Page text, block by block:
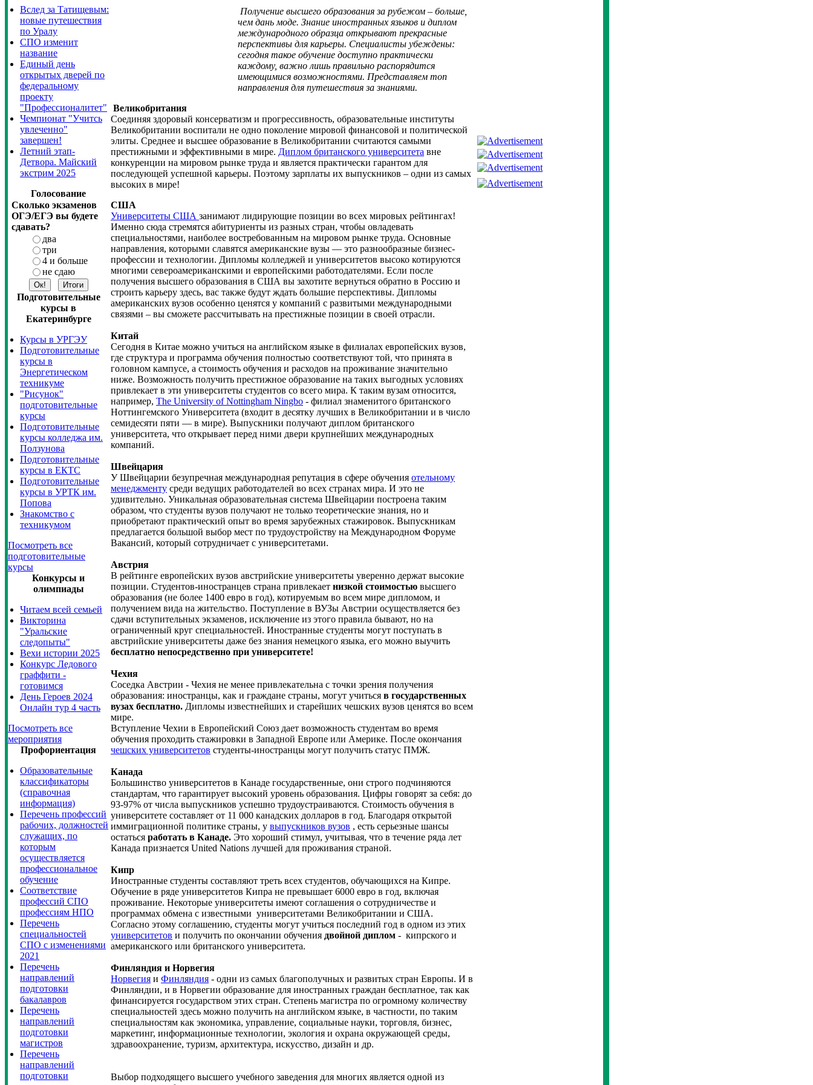
Вслед за Татищевым:
новые путешествия
по Уралу
СПО изменит
название
Единый день
открытых дверей по
федеральному
проекту
"Профессионалитет"
Чемпионат "Учитсь
увлеченно"
завершен!
Летний этап-
Детвора. Майский
экстрим 2025
Голосование
Сколько экзаменов
ОГЭ/ЕГЭ вы будете
сдавать?
два
три
4 и больше
не сдаю
Подготовительные
курсы в
Екатеринбурге
Курсы в УРГЭУ
Подготовительные
курсы в
Энергетическом
техникуме
"Рисунок"
подготовительные
курсы
Подготовительные
курсы колледжа им.
Ползунова
Подготовительные
курсы в ЕКТС
Подготовительные
курсы в УРТК им.
Попова
Знакомство с
техникумом
Посмотреть все
подготовительные
курсы
Конкурсы и
олимпиады
Читаем всей семьей
Викторина
"Уральские
следопыты"
Вехи истории 2025
Конкурс Ледового
граффити -
готовимся
День Героев 2024
Онлайн тур 4 часть
Посмотреть все
мероприятия
Профориентация
Образовательные
классификаторы
(справочная
информация)
Перечень профессий
рабочих, должностей
служащих, по
которым
осуществляется
профессиональное
обучение
Cоответствие
профессий СПО
профессиям НПО
Перечень
специальностей
СПО с изменениями
2021
Перечень
направлений
подготовки
бакалавров
Перечень
направлений
подготовки
магистров
Перечень
направлений
подготовки
Получение высшего образования за рубежом – больше,
чем дань моде. Знание иностранных языков и диплом
международного образца открывают прекрасные
перспективы для карьеры. Специалисты убеждены:
сегодня такое обучение доступно практически
каждому, важно лишь правильно распорядится
имеющимися возможностями. Представляем топ
направления для путешествия за знаниями.
Великобритания
Соединяя здоровый консерватизм и прогрессивность, образовательные институты
Великобритании воспитали не одно поколение мировой финансовой и политической
элиты. Среднее и высшее образование в Великобритании считаются самыми
престижными и эффективными в мире. Диплом британского университета вне
конкуренции на мировом рынке труда и является практически гарантом для
последующей успешной карьеры. Поэтому зарплаты их выпускников – одни из самых
высоких в мире!
США
Университеты США занимают лидирующие позиции во всех мировых рейтингах!
Именно сюда стремятся абитуриенты из разных стран, чтобы овладевать
специальностями, наиболее востребованным на мировом рынке труда. Основные
направления, которыми славятся американские вузы — это разнообразные бизнес-
профессии и технологии. Дипломы колледжей и университетов высоко котируются
многими североамериканскими и европейскими работодателями. Если после
получения высшего образования в США вы захотите вернуться обратно в Россию и
строить карьеру здесь, вас также будут ждать большие перспективы. Дипломы
американских вузов особенно ценятся у компаний с развитыми международными
связями – вы сможете рассчитывать на престижные позиции в своей отрасли.
Китай
Сегодня в Китае можно учиться на английском языке в филиалах европейских вузов,
где структура и программа обучения полностью соответствуют той, что принята в
головном кампусе, а стоимость обучения и расходов на проживание значительно
ниже. Возможность получить престижное образование на таких выгодных условиях
привлекает в эти университеты студентов со всего мира. К таким вузам относится,
например, The University of Nottingham Ningbo - филиал знаменитого британского
Ноттингемского Университета (входит в десятку лучших в Великобритании и в число
семидесяти пяти — в мире). Выпускники получают диплом британского
университета, что открывает перед ними двери крупнейших международных
компаний.
Швейцария
У Швейцарии безупречная международная репутация в сфере обучения отельному
менеджменту среди ведущих работодателей во всех странах мира. И это не
удивительно. Уникальная образовательная система Швейцарии построена таким
образом, что студенты вузов получают не только теоретические знания, но и
приобретают практический опыт во время зарубежных стажировок. Выпускникам
предлагается большой выбор мест по трудоустройству на Международном Форуме
Вакансий, который сотрудничает с университетами.
Австрия
В рейтинге европейских вузов австрийские университеты уверенно держат высокие
позиции. Студентов-иностранцев страна привлекает низкой стоимостью высшего
образования (не более 1400 евро в год), котируемым во всем мире дипломом, и
получением вида на жительство. Поступление в ВУЗы Австрии осуществляется без
сдачи вступительных экзаменов, исключение из этого правила бывают, но на
ограниченный круг специальностей. Иностранные студенты могут поступать в
австрийские университеты даже без знания немецкого языка, его можно выучить
бесплатно непосредственно при университете!
Чехия
Соседка Австрии - Чехия не менее привлекательна с точки зрения получения
образования: иностранцы, как и граждане страны, могут учиться в государственных
вузах бесплатно. Дипломы известнейших и старейших чешских вузов ценятся во всем
мире.
Вступление Чехии в Европейский Союз дает возможность студентам во время
обучения проходить стажировки в Западной Европе или Америке. После окончания
чешских университетов студенты-иностранцы могут получить статус ПМЖ.
Канада
Большинство университетов в Канаде государственные, они строго подчиняются
стандартам, что гарантирует высокий уровень образования. Цифры говорят за себя: до
93-97% от числа выпускников успешно трудоустраиваются. Стоимость обучения в
университете составляет от 11 000 канадских долларов в год. Благодаря открытой
иммиграционной политике страны, у выпускников вузов , есть серьезные шансы
остаться работать в Канаде. Это хороший стимул, учитывая, что в течение ряда лет
Канада признается United Nations лучшей для проживания страной.
Кипр
Иностранные студенты составляют треть всех студентов, обучающихся на Кипре.
Обучение в ряде университетов Кипра не превышает 6000 евро в год, включая
проживание. Некоторые университеты имеют соглашения о сотрудничестве и
программах обмена с известными университетами Великобритании и США.
Согласно этому соглашению, студенты могут учиться последний год в одном из этих
университетов и получить по окончании обучения двойной диплом - кипрского и
американского или британского университета.
Финляндия и Норвегия
Норвегия и Финляндия - одни из самых благополучных и развитых стран Европы. И в
Финляндии, и в Норвегии образование для иностранных граждан бесплатное, так как
финансируется государством этих стран. Степень магистра по огромному количеству
специальностей здесь можно получить на английском языке, в частности, по таким
специальностям как экономика, управление, социальные науки, торговля, бизнес,
маркетинг, информационные технологии, экология и охрана окружающей среды,
здравоохранение, туризм, архитектура, искусство, дизайн и др.
Выбор подходящего высшего учебного заведения для многих является одной из